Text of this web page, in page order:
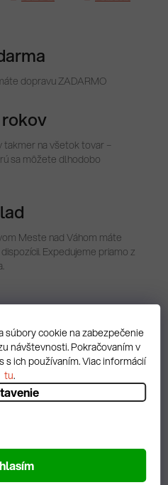
súbory cookie na zabezpečenie
návštevnosti. Pokračovaním v
ich používaním. Viac informácií
tu.
dopravu ZADARMO
takmer na všetok tovar –
sa môžete dlhodobo
Meste nad Váhom máte
Expedujeme priamo z
väzba